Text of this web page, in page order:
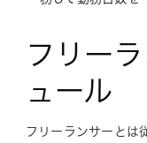
フリー
ュール
フリーランサーとは